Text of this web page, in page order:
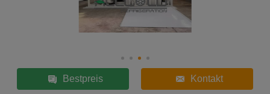
Bestpreis Kontakt